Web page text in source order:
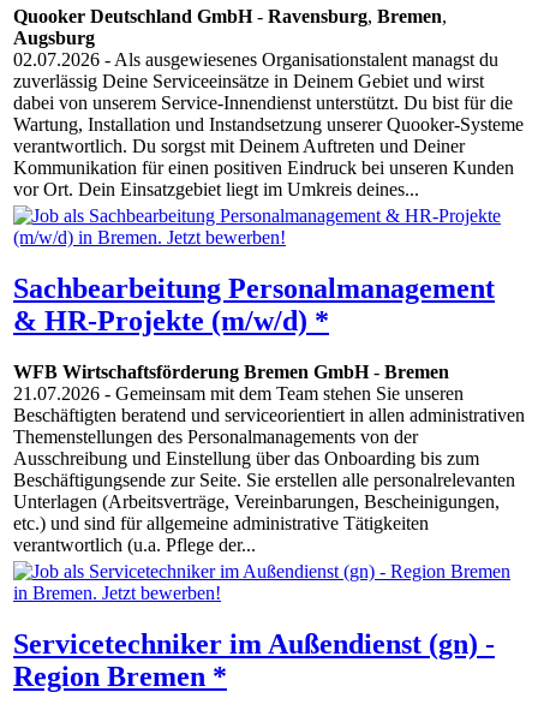
Quooker Deutschland GmbH- Ravensburg, Bremen,
Augsburg
02.07.2026 - Als ausgewiesenes Organisationstalent managst du
zuverlässig Deine Serviceeinsätze in Deinem Gebiet und wirst
dabei von unserem Service-Innendienst unterstützt. Du bist für die
Wartung, Installation und Instandsetzung unserer Quooker-Systeme
verantwortlich. Du sorgst mit Deinem Auftreten und Deiner
Kommunikation für einen positiven Eindruck bei unseren Kunden
vor Ort. Dein Einsatzgebiet liegt im Umkreis deines...
Sachbearbeitung Personalmanagement
& HR-Projekte (m/w/d) *
WFB Wirtschaftsförderung Bremen GmbH- Bremen
21.07.2026 - Gemeinsam mit dem Team stehen Sie unseren
Beschäftigten beratend und serviceorientiert in allen administrativen
Themenstellungen des Personalmanagements von der
Ausschreibung und Einstellung über das Onboarding bis zum
Beschäftigungsende zur Seite. Sie erstellen alle personalrelevanten
Unterlagen (Arbeitsverträge, Vereinbarungen, Bescheinigungen,
etc.) und sind für allgemeine administrative Tätigkeiten
verantwortlich (u.a. Pflege der...
Servicetechniker im Außendienst (gn) -
Region Bremen *